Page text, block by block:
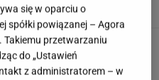
jako jurorka "TzG" to
musiała być uważna"
się w oparciu o
spółki powiązanej – Agora
Takiemu przetwarzaniu
do „Ustawień
z administratorem – w